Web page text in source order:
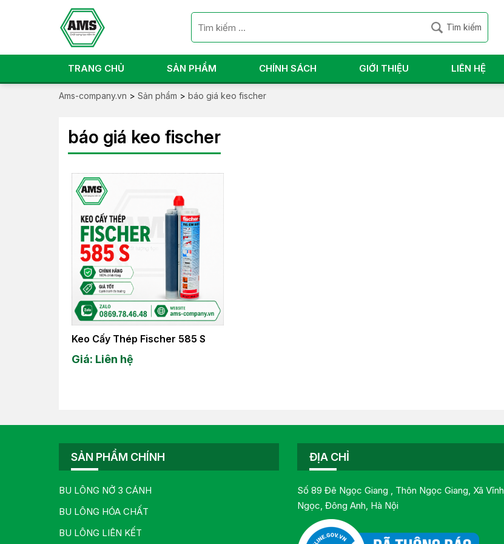
TRANG CHỦ SẢN PHẨM CHÍNH SÁCH GIỚI THIỆU LIÊN HỆ
Ams-company.vn > Sản phẩm > báo giá keo fischer
báo giá keo fischer
Keo Cấy Thép Fischer 585 S
Giá: Liên hệ
SẢN PHẨM CHÍNH
BU LÔNG NỞ 3 CÁNH
BU LÔNG HÓA CHẤT
BU LÔNG LIÊN KẾT
ĐỊA CHỈ
Số 89 Đê Ngọc Giang , Thôn Ngọc Giang, Xã Vĩnh
Ngọc, Đông Anh, Hà Nội